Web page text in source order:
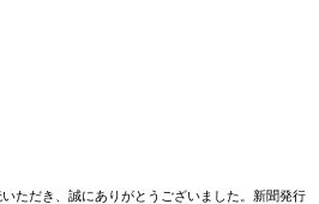
ただき、誠にありがとうございました。新聞発行